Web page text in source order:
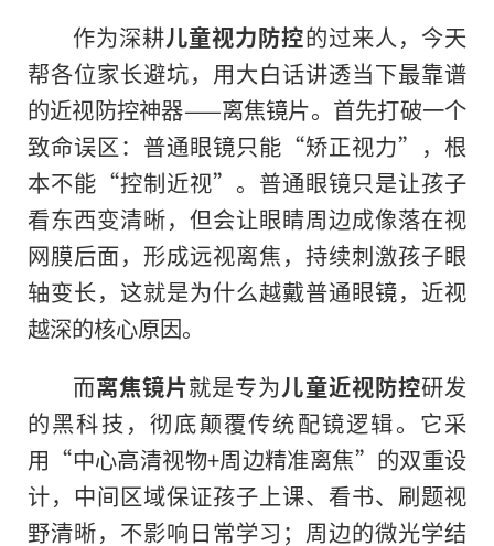
作为深耕儿童视力防控的过来人，今天
帮各位家长避坑，用大白话讲透当下最靠谱
的近视防控神器——离焦镜片。首先打破一个
致命误区：普通眼镜只能“矫正视力”，根
本不能“控制近视”。普通眼镜只是让孩子
看东西变清晰，但会让眼睛周边成像落在视
网膜后面，形成远视离焦，持续刺激孩子眼
轴变长，这就是为什么越戴普通眼镜，近视
越深的核心原因。
而离焦镜片就是专为儿童近视防控研发
的黑科技，彻底颠覆传统配镜逻辑。它采
用“中心高清视物+周边精准离焦”的双重设
计，中间区域保证孩子上课、看书、刷题视
野清晰，不影响日常学习；周边的微光学结